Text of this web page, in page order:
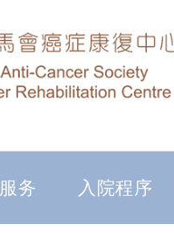
服务 入院程序